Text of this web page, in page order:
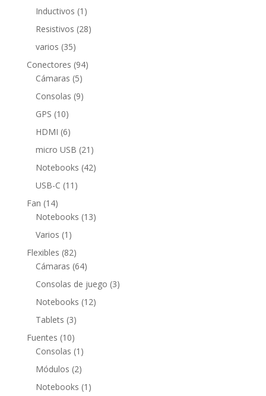
productos
Inductivos 1 1
producto
Resistivos 2828
varios 3535
productos
Conectores 9494
Cámaras 55
productos
Consolas 99
GPS 1010
productos
HDMI 66
productos
micro USB 21 21
productos
Notebooks 4242
USB-C 11 11
Fan 1414
productos
Notebooks 1313
Varios 1 1
producto
Flexibles 8282
productos
Cámaras 6464
productos
Consolas de juego 33
Notebooks 1212
Tablets 33
productos
Fuentes 1010
productos
Consolas 1 1
producto
Módulos 22
productos
Notebooks 1 1